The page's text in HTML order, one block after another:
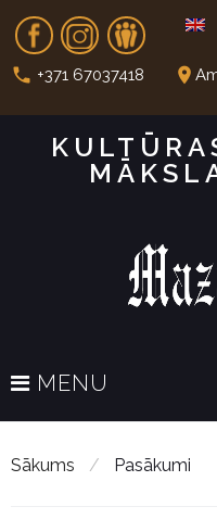
t
Fb In Dr
call +371 67037418 place
MENU
Sākums / Pasākumi